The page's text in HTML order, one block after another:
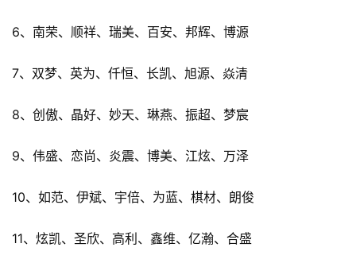
6、南荣、顺祥、瑞美、百安、邦辉、博源
7、双梦、英为、仟恒、长凯、旭源、焱清
8、创傲、晶好、妙天、琳燕、振超、梦宸
9、伟盛、恋尚、炎震、博美、江炫、万泽
10、如范、伊斌、宇倍、为蓝、棋材、朗俊
11、炫凯、圣欣、高利、鑫维、亿瀚、合盛